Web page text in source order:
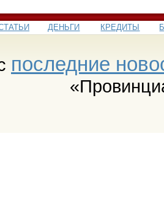
ДЕНЬГИ КРЕДИТЫ
последние